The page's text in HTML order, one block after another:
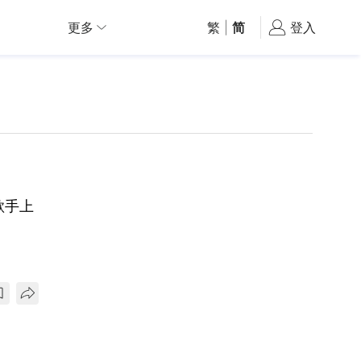
更多 繁 简 登入
上